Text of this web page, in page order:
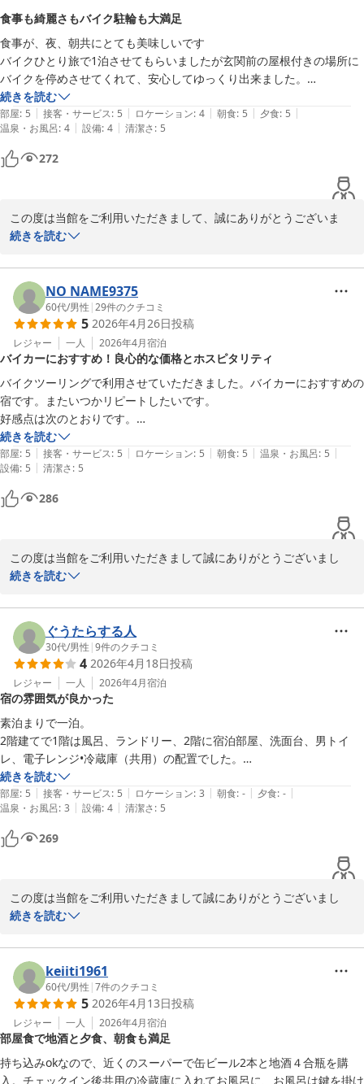
またお近くへお越しの際は、ぜひお友達とご一緒にお立ち寄りくだ
さい。
またのお越しを心よりお待ちしております。
丸福旅館
2026-07-05
食事も綺麗さもバイク駐輪も大満足
食事が、夜、朝共にとても美味しいです
バイクひとり旅で1泊させてもらいましたが玄関前の屋根付きの場所に
バイクを停めさせてくれて、安心してゆっくり出来ました。
部屋、廊下、洗面、トイレ等もとてもキレイに掃除されました、
素泊まりよりも食事付きが間違いなくお値段以上でお得だと思います、
続きを読む
部屋: 5 | 接客・サービス: 5 | ロケーション: 4 | 朝食: 5 | 夕食: 5 |
温泉・お風呂: 4 | 設備: 4 | 清潔さ: 5
272
この度は当館をご利用いただきまして、誠にありがとうございま
す。
ります。
また機会がございましたら、バイク旅の一休みにぜひお立ち寄りく
ださい。
またお会いできることを、心より楽しみにしております。
丸福旅館
続きを読む
NO NAME9375
60代/男性 |29件のクチコミ
5 2026年4月26日投稿
レジャー 一人 2026年4月宿泊
バイカーにおすすめ！良心的な価格とホスピタリティ
バイクツーリングで利用させていただきました。バイカーにおすすめの
宿です。またいつかリピートしたいです。
好感点は次のとおりです。
１.どなたかも口コミされていましたが、若い経営者ご夫妻の対応とホ
スピタリティが抜群に良いです。
２.大曲花火日に宿泊しましたが、大曲や横手の宿が超プレミア価格を
好き放題に設定している中で良心的な価格設定でした。
３.朝食美味しかったです。量も申し分ありません。しかも、こちらの
希望にあわせて６時30分に客室に準備いただけました。なるべく早い
４.大型バイクで行きましたが、屋根付きで雨に濡れなくて出し入れも
しやすい場所を案内いただきました。
ているので私には無問題でしたが、共用という点が気になる方にはどう
でしょうか？。
２.２階の客室へは階段で昇降します。高齢者やハンディのある方は厳
しいかと思います。
３.建屋全体は古く全般の印象は昭和の旅館です。しかし、１.でも書い
たとおり手入れは行き届いています。今風でビカビカの新しい宿を求め
る方にはおすすめしません。
続きを読む
部屋: 5 | 接客・サービス: 5 | ロケーション: 5 | 朝食: 5 | 温泉・お風呂: 5 |
設備: 5 | 清潔さ: 5
286
この度は当館をご利用いただきまして誠にありがとうございまし
た。
ます。
ご予約をいただいた際に、バイクでのご来館との旨を伺っておりま
したので、屋根付きのスペースを用意することができました。
ご不便をおかけしてしまうところもございますが、出来る限り皆様
にお寛ぎいただけるよう励んでまいりたいと思います。
またのご来館を心よりお待ちしております。
丸福旅館
2026-05-07
続きを読む
ぐうたらする人
30代/男性 |9件のクチコミ
4 2026年4月18日投稿
レジャー 一人 2026年4月宿泊
宿の雰囲気が良かった
素泊まりで一泊。
2階建てで1階は風呂、ランドリー、2階に宿泊部屋、洗面台、男トイ
レ、電子レンジ•冷蔵庫（共用）の配置でした。
階段移動が必須になりますが、若い人なら全然困らないと思います。和
室は綺麗に清掃されており、チェックイン時の部屋の案内もとても丁寧
でした。
スーパーへは少し歩かないと行けないので、次来る機会があれば、食事
付きプランを試してみたいです。
続きを読む
部屋: 5 | 接客・サービス: 5 | ロケーション: 3 | 朝食: - | 夕食: - |
温泉・お風呂: 3 | 設備: 4 | 清潔さ: 5
269
この度は当館をご利用いただきまして誠にありがとうございまし
た。
いただけるよう、これからも心掛けてまいりたいと思います。
またのご来館を心よりお待ちしております。
丸福旅館
2026-04-29
続きを読む
keiiti1961
60代/男性 |7件のクチコミ
5 2026年4月13日投稿
レジャー 一人 2026年4月宿泊
部屋食で地酒と夕食、朝食も満足
持ち込みokなので、近くのスーパーで缶ビール2本と地酒４合瓶を購
入。チェックイン後共用の冷蔵庫に入れてお風呂に、お風呂は鍵を掛け